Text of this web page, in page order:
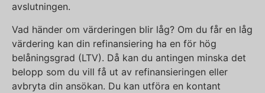
avslutningen.
Vad händer om värderingen blir låg? Om du får en låg
värdering kan din refinansiering ha en för hög
belåningsgrad (LTV). Då kan du antingen minska det
belopp som du vill få ut av refinansieringen eller
avbryta din ansökan. Du kan utföra en kontant